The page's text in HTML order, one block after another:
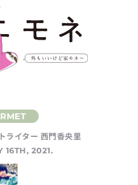
ライター 西門香央里
16TH, 2021.